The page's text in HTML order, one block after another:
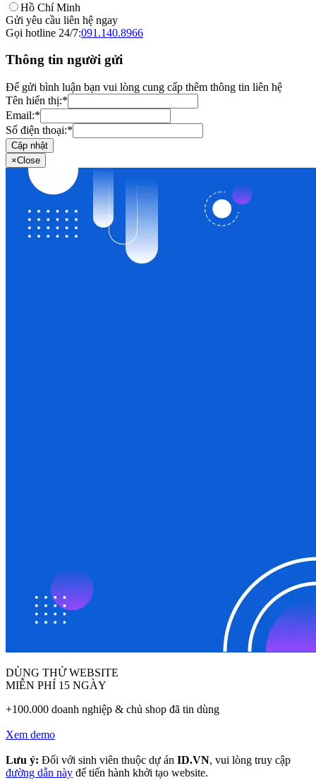
Hồ Chí Minh
Gửi yêu cầu liên hệ ngay
Gọi hotline 24/7:091.140.8966
Thông tin người gửi
Để gửi bình luận bạn vui lòng cung cấp thêm thông tin liên hệ
Tên hiển thị:*
Email:*
Số điện thoại:*
Cập nhật
×Close
DÙNG THỬ WEBSITE
MIỄN PHÍ 15 NGÀY
+100.000 doanh nghiệp & chủ shop đã tin dùng
Xem demo
Lưu ý: Đối với sinh viên thuộc dự án ID.VN, vui lòng truy cập
đường dẫn này để tiến hành khởi tạo website.